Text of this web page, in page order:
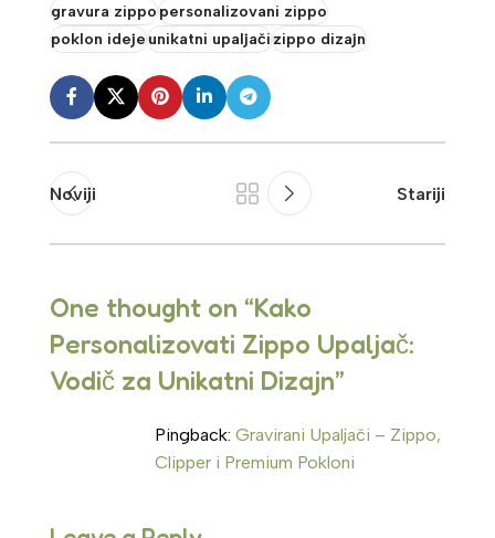
gravura zippo personalizovani zippo
poklon ideje unikatni upaljači zippo dizajn
Noviji Stariji
One thought on “Kako
Personalizovati Zippo Upaljač:
Vodič za Unikatni Dizajn”
Pingback: Gravirani Upaljači – Zippo,
Clipper i Premium Pokloni